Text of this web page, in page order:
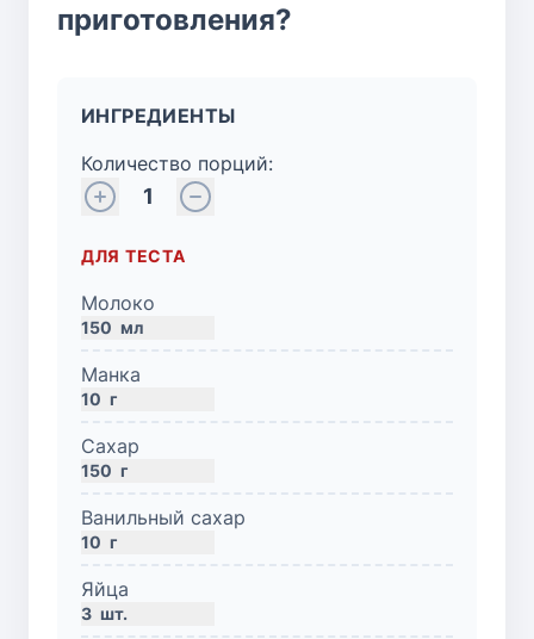
приготовления?
ИНГРЕДИЕНТЫ
Количество порций:
1
ДЛЯ ТЕСТА
Молоко
150 мл
Манка
10 г
Сахар
150 г
Ванильный сахар
10 г
Яйца
3 шт.